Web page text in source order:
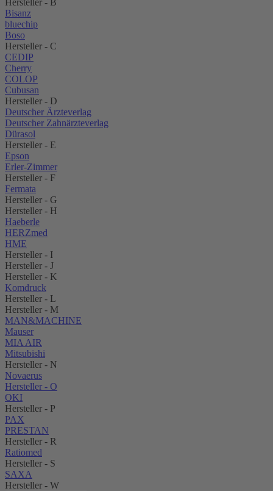
Hersteller - B
Bisanz
bluechip
Boso
Hersteller - C
CEDIP
Cherry
COLOP
Cubusan
Hersteller - D
Deutscher Ärzteverlag
Deutscher Zahnärzteverlag
Dürasol
Hersteller - E
Epson
Erler-Zimmer
Hersteller - F
Fermata
Hersteller - G
Hersteller - H
Haeberle
HERZmed
HME
Hersteller - I
Hersteller - J
Hersteller - K
Komdruck
Hersteller - L
Hersteller - M
MAN&MACHINE
Mauser
MIA AIR
Mitsubishi
Hersteller - N
Novaerus
Hersteller - O
OKI
Hersteller - P
PAX
PRESTAN
Hersteller - R
Ratiomed
Hersteller - S
SAXA
Hersteller - W